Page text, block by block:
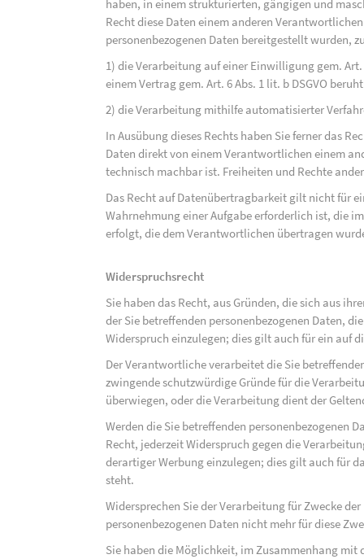
haben, in einem strukturierten, gängigen und
Recht diese Daten einem anderen
personenbezogenen Daten bereitgestellt wurden,
1) die Verarbeitung auf einer Einwilligung gem. Art.
einem Vertrag gem. Art. 6 Abs. 1 lit. b DSGVO
2) die Verarbeitung mithilfe automatisierter
In Ausübung dieses Rechts haben Sie ferner das
Daten direkt von einem Verantwortlichen einem
technisch machbar ist. Freiheiten und Rechte
Das Recht auf Datenübertragbarkeit gilt nicht für
Wahrnehmung einer Aufgabe erforderlich ist, die
erfolgt, die dem Verantwortlichen übertragen
Widerspruchsrecht
Sie haben das Recht, aus Gründen, die sich aus
der Sie betreffenden personenbezogenen Daten,
Widerspruch einzulegen; dies gilt auch für ein auf
Der Verantwortliche verarbeitet die Sie
zwingende schutzwürdige Gründe für die
überwiegen, oder die Verarbeitung dient der
Werden die Sie betreffenden personenbezogenen
Recht, jederzeit Widerspruch gegen die
derartiger Werbung einzulegen; dies gilt auch für
steht.
Widersprechen Sie der Verarbeitung für Zwecke
personenbezogenen Daten nicht mehr für diese
Sie haben die Möglichkeit, im Zusammenhang